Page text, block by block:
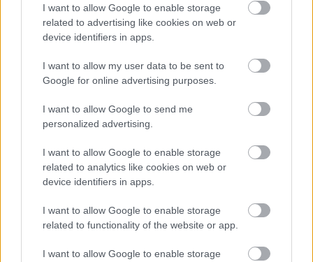
I want to allow Google to enable storage
related to advertising like cookies on web or
device identifiers in apps.
I want to allow my user data to be sent to
Google for online advertising purposes.
I want to allow Google to send me
personalized advertising.
I want to allow Google to enable storage
related to analytics like cookies on web or
device identifiers in apps.
I want to allow Google to enable storage
related to functionality of the website or app.
I want to allow Google to enable storage
Mj
@gidabiga:
unokahúgom gyakorlatilag semmilyen gyümölcsöt
nem hajlandó megenni, de zöldségből is kb. csak
háromfélét.:-/ (Rizs, krumpli és társai.)
16 éve